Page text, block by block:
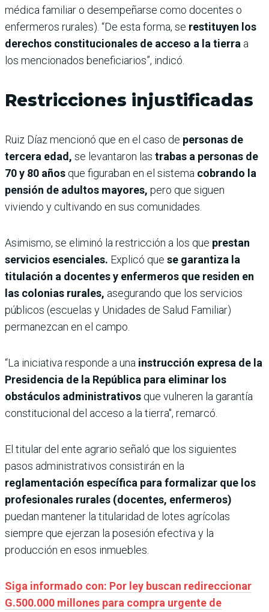
médica familiar o desempeñarse como docentes o
enfermeros rurales). “De esta forma, se restituyen los
derechos constitucionales de acceso a la tierra a
los mencionados beneficiarios”, indicó.
Restricciones injustificadas
Ruiz Díaz mencionó que en el caso de personas de
tercera edad, se levantaron las trabas a personas de
70 y 80 años que figuraban en el sistema cobrando la
pensión de adultos mayores, pero que siguen
viviendo y cultivando en sus comunidades.
Asimismo, se eliminó la restricción a los que prestan
servicios esenciales. Explicó que se garantiza la
titulación a docentes y enfermeros que residen en
las colonias rurales, asegurando que los servicios
públicos (escuelas y Unidades de Salud Familiar)
permanezcan en el campo.
“​La iniciativa responde a una instrucción expresa de la
Presidencia de la República para eliminar los
obstáculos administrativos que vulneren la garantía
constitucional del acceso a la tierra", remarcó.
El titular del ente agrario señaló que los ​siguientes
pasos administrativos consistirán en la
reglamentación específica para formalizar que los
profesionales rurales (docentes, enfermeros)
puedan mantener la titularidad de lotes agrícolas
siempre que ejerzan la posesión efectiva y la
producción en esos inmuebles.
Siga informado con: Por ley buscan redireccionar
G.500.000 millones para compra urgente de